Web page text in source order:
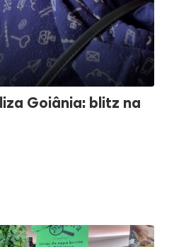
Goiânia: blitz na